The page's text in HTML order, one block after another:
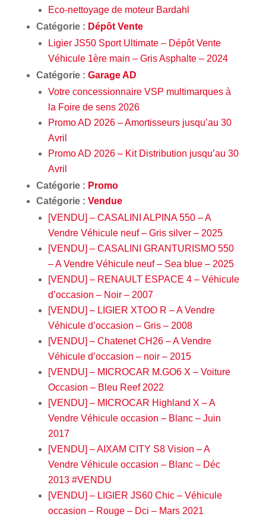
Eco-nettoyage de moteur Bardahl
Catégorie : Dépôt Vente
Ligier JS50 Sport Ultimate – Dépôt Vente
Véhicule 1ère main – Gris Asphalte – 2024
Catégorie : Garage AD
Votre concessionnaire VSP multimarques à
la Foire de sens 2026
Promo AD 2026 – Amortisseurs jusqu’au 30
Avril
Promo AD 2026 – Kit Distribution jusqu’au 30
Avril
Catégorie : Promo
Catégorie : Vendue
[VENDU] – CASALINI ALPINA 550 – A
Vendre Véhicule neuf – Gris silver – 2025
[VENDU] – CASALINI GRANTURISMO 550
– A Vendre Véhicule neuf – Sea blue – 2025
[VENDU] – RENAULT ESPACE 4 – Véhicule
d’occasion – Noir – 2007
[VENDU] – LIGIER XTOO R – A Vendre
Véhicule d’occasion – Gris – 2008
[VENDU] – Chatenet CH26 – A Vendre
Véhicule d’occasion – noir – 2015
[VENDU] – MICROCAR M.GO6 X – Voiture
Occasion – Bleu Reef 2022
[VENDU] – MICROCAR Highland X – A
Vendre Véhicule occasion – Blanc – Juin
2017
[VENDU] – AIXAM CITY S8 Vision – A
Vendre Véhicule occasion – Blanc – Déc
2013 #VENDU
[VENDU] – LIGIER JS60 Chic – Véhicule
occasion – Rouge – Dci – Mars 2021